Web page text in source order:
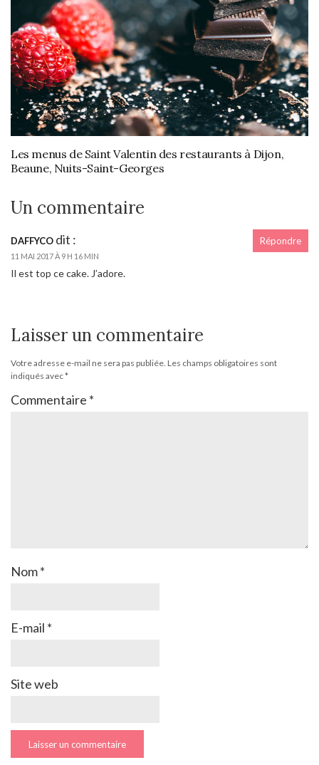
Les menus de Saint Valentin des restaurants à Dijon,
Beaune, Nuits-Saint-Georges
Un commentaire
DAFFYCO dit :
11 MAI 2017 À 9 H 16 MIN
Il est top ce cake. J’adore.
Répondre
Laisser un commentaire
Votre adresse e-mail ne sera pas publiée. Les champs obligatoires sont
indiqués avec*
Commentaire *
Nom*
E-mail *
Site web